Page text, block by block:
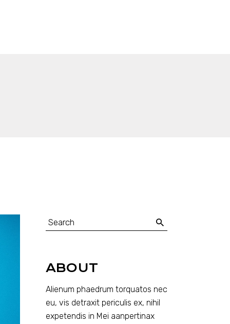
ABOUT
Alienum phaedrum torquatos nec
eu, vis detraxit periculis ex, nihil
expetendis in Mei aanpertinax